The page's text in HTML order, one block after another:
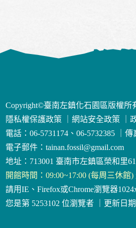
Copyright©臺南左鎮化石園區版權所
隱私權保護政策
網站安全政策
電話：06-5731174、06-5732385
傳
電子郵件： tainan.fossil@gmail.com
地址：713001 臺南市左鎮區榮和里
開館時間：09:00~17:00 (每周三休館
請用IE、Firefox或Chrome瀏覽器
您是第 5253102 位瀏覽者
更新日